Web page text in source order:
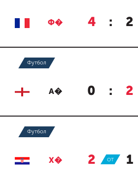
Ф� 4 : 2
Футбол
А� 0 : 2
Футбол
Х� 2 : 1
ОТ